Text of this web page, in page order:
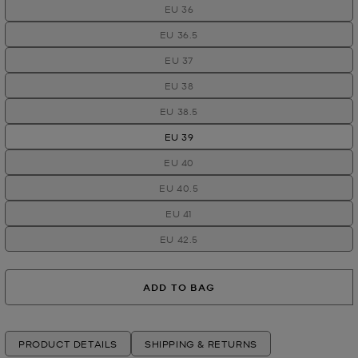
EU 36
EU 36.5
EU 37
EU 38
EU 38.5
EU 39
EU 40
EU 40.5
EU 41
EU 42.5
ADD TO BAG
PRODUCT DETAILS SHIPPING & RETURNS